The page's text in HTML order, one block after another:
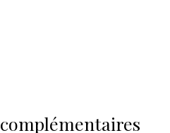
complémentaires